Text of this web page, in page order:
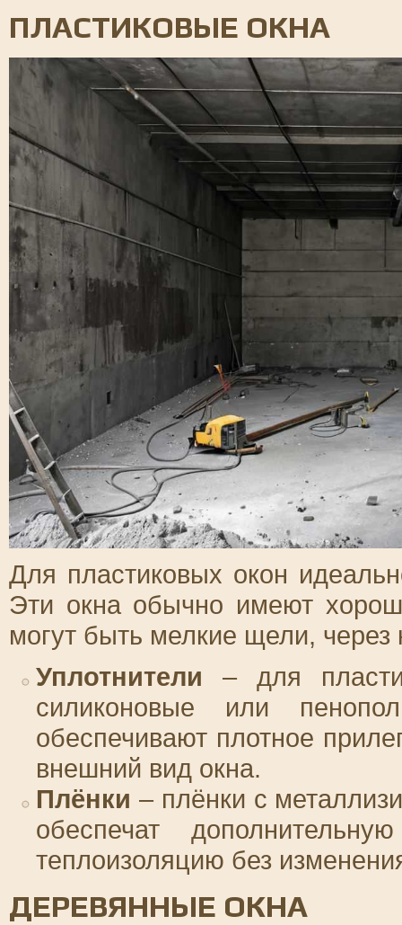
ПЛАСТИКОВЫЕ ОКНА
Для пластиковых окон
Эти окна обычно имеют
могут быть мелкие щели, через
Уплотнители – для
силиконовые или
обеспечивают плотное
внешний вид окна.
Плёнки – плёнки с
обеспечат
теплоизоляцию без
ДЕРЕВЯННЫЕ ОКНА